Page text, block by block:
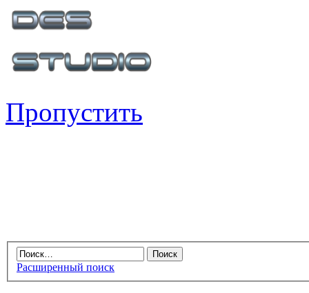
Пропустить
Расширенный поиск